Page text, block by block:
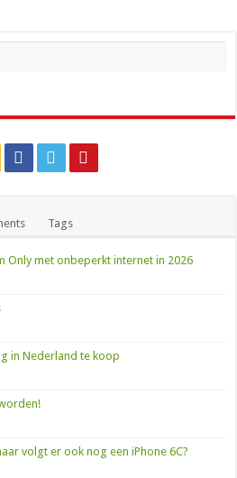
Tags
Only met onbeperkt internet in 2026
in Nederland te koop
volgt er ook nog een iPhone 6C?